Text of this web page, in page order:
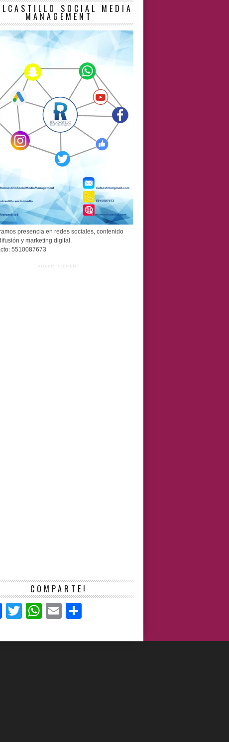
SOCIAL MEDIA
MANAGEMENT
presencia en redes sociales, contenido
y marketing digital.
5510087673
ADVERTISEMENT
COMPARTE!
Facebook
TwitterWhatsApp
Email